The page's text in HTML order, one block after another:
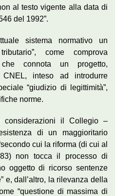
al testo vigente alla data di
del 1992”.
sistema normativo un
come comprova
che connota un progetto,
inteso ad introdurre
“giudizio di legittimità”,
norme.
il Collegio –
di un maggioritario
cui la riforma (di cui al
non tocca il processo di
oggetto di ricorso sentenze
e, dall’altro, la rilevanza della
“questione di massima di